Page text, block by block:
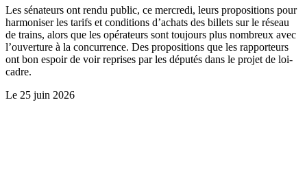
Les sénateurs ont rendu public, ce mercredi, leurs propositions pour
harmoniser les tarifs et conditions d’achats des billets sur le réseau
de trains, alors que les opérateurs sont toujours plus nombreux avec
l’ouverture à la concurrence. Des propositions que les rapporteurs
ont bon espoir de voir reprises par les députés dans le projet de loi-
cadre.
Le 25 juin 2026